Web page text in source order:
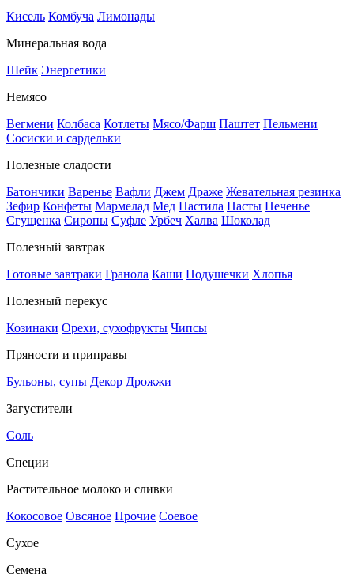
Кисель Комбуча Лимонады
Минеральная вода
Шейк Энергетики
Немясо
Вегмени Колбаса Котлеты Мясо/Фарш Паштет Пельмени
Сосиски и сардельки
Полезные сладости
Батончики Варенье Вафли Джем Драже Жевательная резинка
Зефир Конфеты Мармелад Мед Пастила Пасты Печенье
Сгущенка Сиропы Суфле Урбеч Халва Шоколад
Полезный завтрак
Готовые завтраки Гранола Каши Подушечки Хлопья
Полезный перекус
Козинаки Орехи, сухофрукты Чипсы
Пряности и приправы
Бульоны, супы Декор Дрожжи
Загустители
Соль
Специи
Растительное молоко и сливки
Кокосовое Овсяное Прочие Соевое
Сухое
Семена